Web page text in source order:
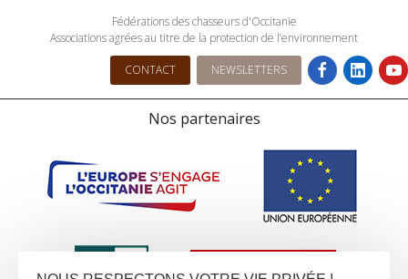
Fédérations des chasseurs d'Occitanie
Associations agrées au titre de la protection de l’environnement
CONTACT NEWSLETTERS
Nos partenaires